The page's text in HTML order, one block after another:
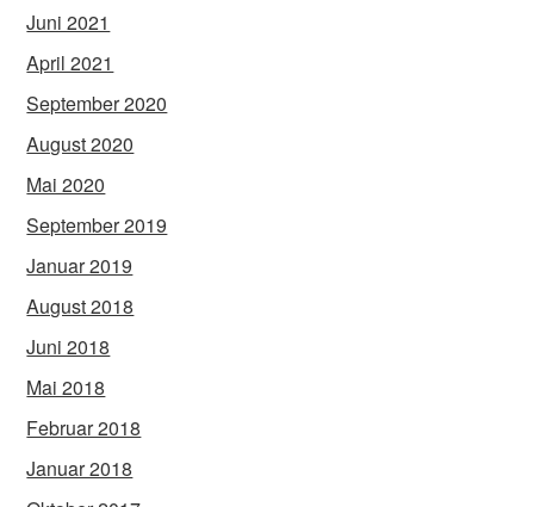
Juni 2021
April 2021
September 2020
August 2020
Mai 2020
September 2019
Januar 2019
August 2018
Juni 2018
Mai 2018
Februar 2018
Januar 2018